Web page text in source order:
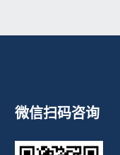
微信扫码咨询